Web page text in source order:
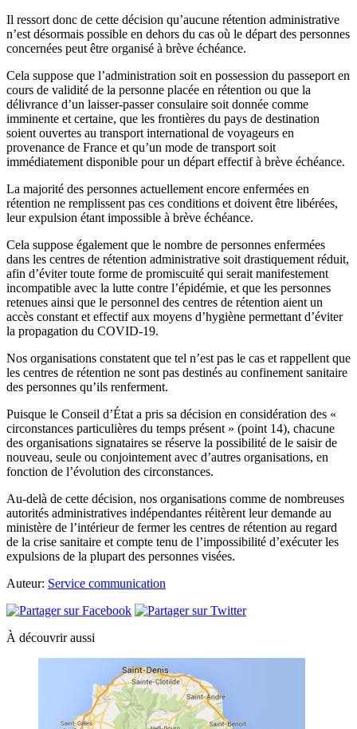
Il ressort donc de cette décision qu’aucune rétention administrative
n’est désormais possible en dehors du cas où le départ des personnes
concernées peut être organisé à brève échéance.
Cela suppose que l’administration soit en possession du passeport en
cours de validité de la personne placée en rétention ou que la
délivrance d’un laisser-passer consulaire soit donnée comme
imminente et certaine, que les frontières du pays de destination
soient ouvertes au transport international de voyageurs en
provenance de France et qu’un mode de transport soit
immédiatement disponible pour un départ effectif à brève échéance.
La majorité des personnes actuellement encore enfermées en
rétention ne remplissent pas ces conditions et doivent être libérées,
leur expulsion étant impossible à brève échéance.
Cela suppose également que le nombre de personnes enfermées
dans les centres de rétention administrative soit drastiquement réduit,
afin d’éviter toute forme de promiscuité qui serait manifestement
incompatible avec la lutte contre l’épidémie, et que les personnes
retenues ainsi que le personnel des centres de rétention aient un
accès constant et effectif aux moyens d’hygiène permettant d’éviter
la propagation du COVID-19.
Nos organisations constatent que tel n’est pas le cas et rappellent que
les centres de rétention ne sont pas destinés au confinement sanitaire
des personnes qu’ils renferment.
Puisque le Conseil d’État a pris sa décision en considération des «
circonstances particulières du temps présent » (point 14), chacune
des organisations signataires se réserve la possibilité de le saisir de
nouveau, seule ou conjointement avec d’autres organisations, en
fonction de l’évolution des circonstances.
Au-delà de cette décision, nos organisations comme de nombreuses
autorités administratives indépendantes réitèrent leur demande au
ministère de l’intérieur de fermer les centres de rétention au regard
de la crise sanitaire et compte tenu de l’impossibilité d’exécuter les
expulsions de la plupart des personnes visées.
Auteur: Service communication
À découvrir aussi